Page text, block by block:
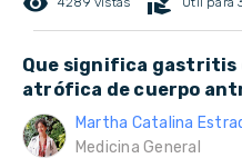
Que significa gastritis
atrófica de cuerpo
Martha Catalina
Medicina General